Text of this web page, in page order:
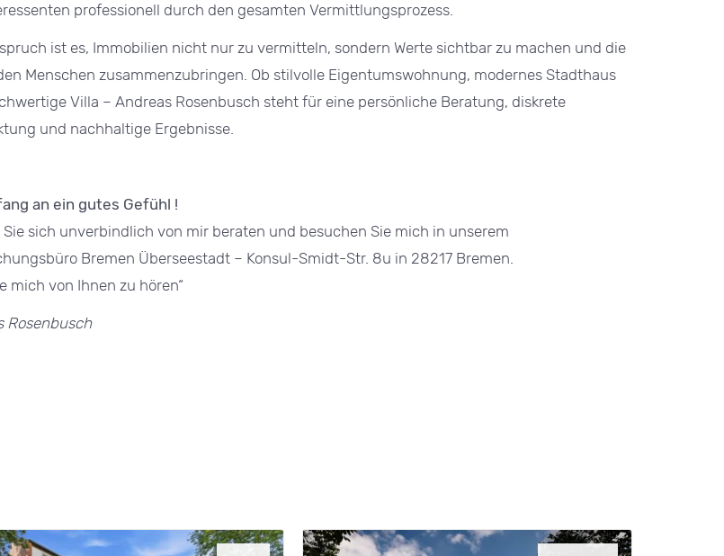
professionell durch den gesamten Vermittlungsprozess.
ist es, Immobilien nicht nur zu vermitteln, sondern Werte sichtbar zu machen und die
Menschen zusammenzubringen. Ob stilvolle Eigentumswohnung, modernes Stadthaus
Villa – Andreas Rosenbusch steht für eine persönliche Beratung, diskrete
und nachhaltige Ergebnisse.
an ein gutes Gefühl !
Sie sich unverbindlich von mir beraten und besuchen Sie mich in unserem
Bremen Überseestadt – Konsul-Smidt-Str. 8u in 28217 Bremen.
mich von Ihnen zu hören“
Rosenbusch